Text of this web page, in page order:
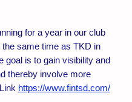
for a year in our club
same time as TKD in
goal is to gain visibility and
thereby involve more
https://www.fintsd.com/